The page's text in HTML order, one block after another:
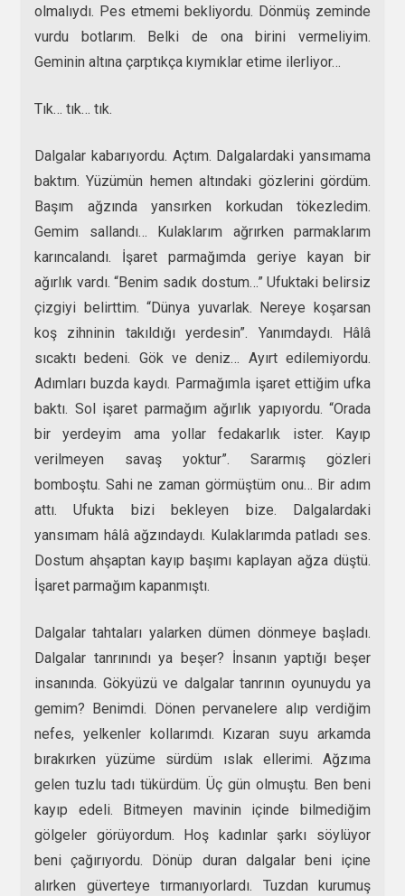
olmalıydı. Pes etmemi bekliyordu. Dönmüş zeminde
vurdu botlarım. Belki de ona birini vermeliyim.
Geminin altına çarptıkça kıymıklar etime ilerliyor…
Tık… tık… tık.
Dalgalar kabarıyordu. Açtım. Dalgalardaki yansımama
baktım. Yüzümün hemen altındaki gözlerini gördüm.
Başım ağzında yansırken korkudan tökezledim.
Gemim sallandı… Kulaklarım ağrırken parmaklarım
karıncalandı. İşaret parmağımda geriye kayan bir
ağırlık vardı. “Benim sadık dostum…” Ufuktaki belirsiz
çizgiyi belirttim. “Dünya yuvarlak. Nereye koşarsan
koş zihninin takıldığı yerdesin”. Yanımdaydı. Hâlâ
sıcaktı bedeni. Gök ve deniz… Ayırt edilemiyordu.
Adımları buzda kaydı. Parmağımla işaret ettiğim ufka
baktı. Sol işaret parmağım ağırlık yapıyordu. “Orada
bir yerdeyim ama yollar fedakarlık ister. Kayıp
verilmeyen savaş yoktur”. Sararmış gözleri
bomboştu. Sahi ne zaman görmüştüm onu… Bir adım
attı. Ufukta bizi bekleyen bize. Dalgalardaki
yansımam hâlâ ağzındaydı. Kulaklarımda patladı ses.
Dostum ahşaptan kayıp başımı kaplayan ağza düştü.
İşaret parmağım kapanmıştı.
Dalgalar tahtaları yalarken dümen dönmeye başladı.
Dalgalar tanrınındı ya beşer? İnsanın yaptığı beşer
insanında. Gökyüzü ve dalgalar tanrının oyunuydu ya
gemim? Benimdi. Dönen pervanelere alıp verdiğim
nefes, yelkenler kollarımdı. Kızaran suyu arkamda
bırakırken yüzüme sürdüm ıslak ellerimi. Ağzıma
gelen tuzlu tadı tükürdüm. Üç gün olmuştu. Ben beni
kayıp edeli. Bitmeyen mavinin içinde bilmediğim
gölgeler görüyordum. Hoş kadınlar şarkı söylüyor
beni çağırıyordu. Dönüp duran dalgalar beni içine
alırken güverteye tırmanıyorlardı. Tuzdan kurumuş